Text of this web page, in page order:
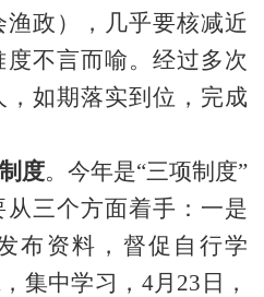
渔政），几乎要核减近
不言而喻。经过多次
如期落实到位，完成
度。今年是“三项制度”
三个方面着手：一是
布资料，督促自行学
集中学习， 4月23日，